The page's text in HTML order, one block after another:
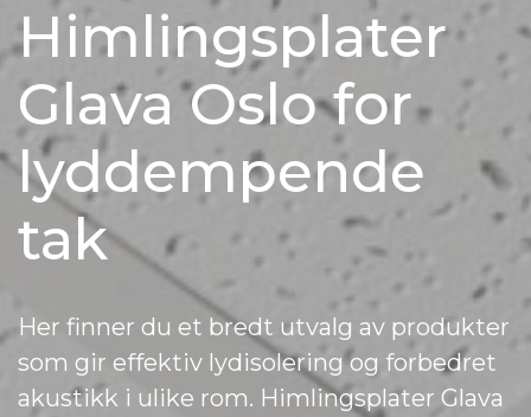
Himlingsplater
Glava Oslo for
lyddempende
tak
Her finner du et bredt utvalg av produkter
som gir effektiv lydisolering og forbedret
akustikk i ulike rom. Himlingsplater Glava